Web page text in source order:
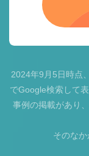
2024年9月5日時点
でGoogle検索して
事例の掲載があり
そのなか